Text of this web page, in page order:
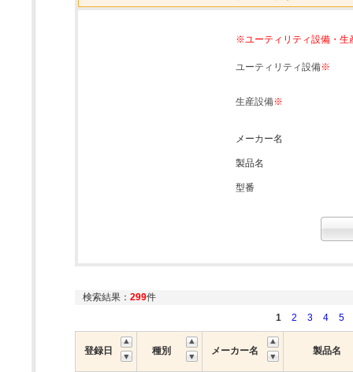
※ユーティリティ設備・生
ユーティリティ設備※
生産設備※
メーカー名
製品名
型番
検索結果： 299件
1
2 3 4 5
登録日 種別 メーカー名 製品名